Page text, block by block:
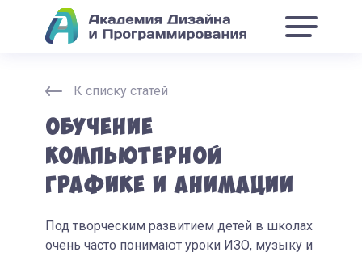
К списку статей
Обучение
компьютерной
графике и анимации
Под творческим развитием детей в школах
очень часто понимают уроки ИЗО, музыку и